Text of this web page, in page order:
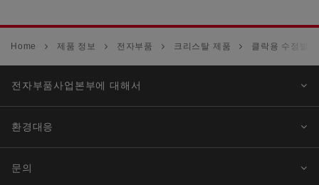
Home 제품 정보 전자부품 크리스탈 제품 클락용 수정발
전자부품사업본부에 대해서
환경대응
문의